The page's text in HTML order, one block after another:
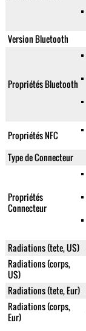
Version Bluetooth
Propriétés Bluetooth
Propriétés NFC
Type de Connecteur
Propriétés
Connecteur
Radiations (tete, US)
Radiations (corps,
US)
Radiations (tete, Eur)
Radiations (corps,
Eur)